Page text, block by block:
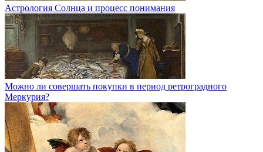
Астрология Солнца и процесс понимания
Можно ли совершать покупки в период ретроградного
Меркурия?